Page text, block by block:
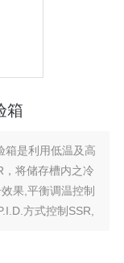
箱
箱是利用低温及高
将储存槽内之冷
果,平衡调温控制
方式控制SSR,